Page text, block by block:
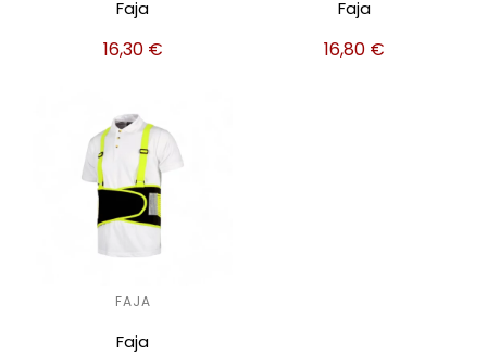
Faja
16,30 €
Faja
16,80 €
FAJA
Faja